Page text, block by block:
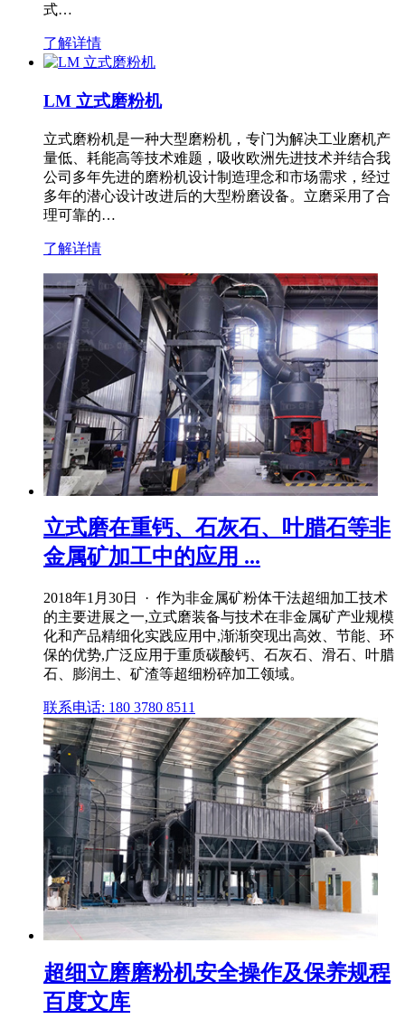
式…
了解详情
LM 立式磨粉机
立式磨粉机是一种大型磨粉机，专门为解决工业磨机产
量低、耗能高等技术难题，吸收欧洲先进技术并结合我
公司多年先进的磨粉机设计制造理念和市场需求，经过
多年的潜心设计改进后的大型粉磨设备。立磨采用了合
理可靠的…
了解详情
立式磨在重钙、石灰石、叶腊石等非
金属矿加工中的应用 ...
2018年1月30日 · 作为非金属矿粉体干法超细加工技术
的主要进展之一,立式磨装备与技术在非金属矿产业规模
化和产品精细化实践应用中,渐渐突现出高效、节能、环
保的优势,广泛应用于重质碳酸钙、石灰石、滑石、叶腊
石、膨润土、矿渣等超细粉碎加工领域。
联系电话: 180 3780 8511
超细立磨磨粉机安全操作及保养规程
百度文库